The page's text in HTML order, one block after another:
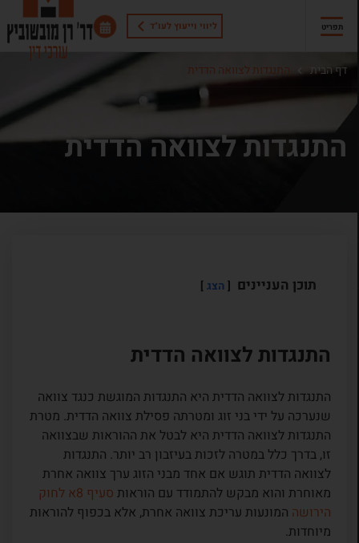
ליווי וייעוץ לעו"ד תפריט
דף הבית התנגדות לצוואה הדדית
התנגדות לצוואה הדדית
תוכן העניינים הצג
התנגדות לצוואה הדדית
התנגדות לצוואה הדדית היא התנגדות המוגשת כנגד צוואה
שנערכה על ידי בני זוג ומטרתה פסילת צוואה הדדית. מטרת
התנגדות לצוואה הדדית היא לבטל את ההוראות שבצוואה
זו, בדרך כלל במטרה לזכות בעיזבון רב יותר. התנגדות
לצוואה הדדית תוגש אם אחד מבני הזוג ערך צוואה אחרת
מאוחרת והוא מבקש להתמודד עם הוראות
סעיף 8א לחוק
הירושההמונעות עריכת צוואה אחרת, אלא בכפוף להוראות
מיוחדות.